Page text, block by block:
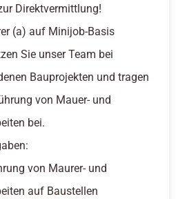
Direktvermittlung!
(a) auf Minijob-Basis
Sie unser Team bei
Bauprojekten und tragen
von Mauer- und
bei.
von Maurer- und
auf Baustellen